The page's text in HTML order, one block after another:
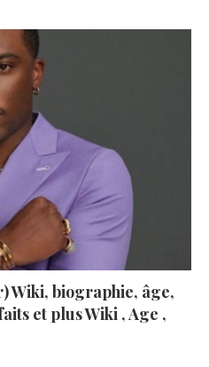
Wiki, biographie, âge,
et plus Wiki , Age ,